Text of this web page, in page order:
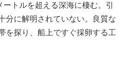
トルを超える深海に棲む。引
分に解明されていない。良質な
を探り、船上ですぐ採卵する工